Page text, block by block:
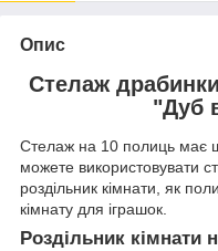
Опис
Стелаж
"Дуб
Стелаж на 10 полиць має
можете використовувати
роздільник кімнати, як
кімнату для іграшок.
Роздільник кімнати